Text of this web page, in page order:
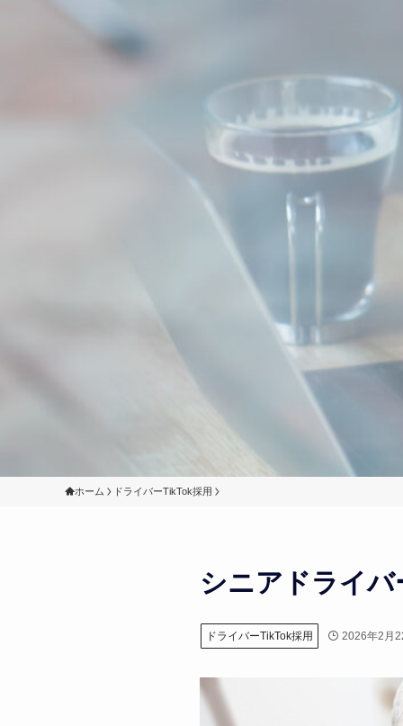
ホーム ドライバーTikTok採用
シニアドライ
ドライバーTikTok採用 2026年2月